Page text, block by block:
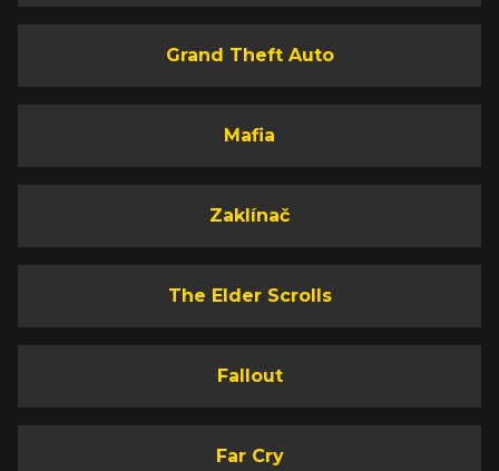
Grand Theft Auto
Mafia
Zaklínač
The Elder Scrolls
Fallout
Far Cry